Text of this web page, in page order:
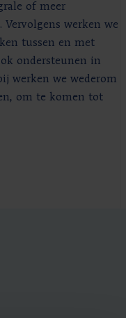
of meer
werken we
tussen en met
ondersteunen in
werken we wederom
om te komen tot